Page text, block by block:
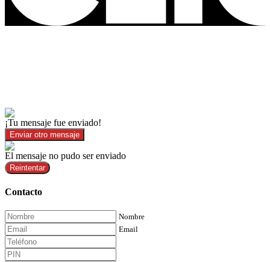
¡Tu mensaje fue enviado!
Enviar otro mensaje
El mensaje no pudo ser enviado
Reintentar
Contacto
Nombre
Email